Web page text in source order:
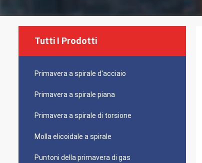
Tutti I Prodotti
Primavera a spirale d'acciaio
Primavera a spirale piana
Primavera a spirale di torsione
Molla elicoidale a spirale
Puntoni della primavera di gas